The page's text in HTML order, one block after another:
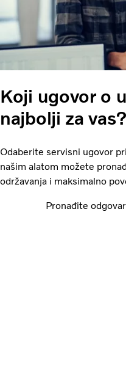
Koji ugovor o
najbolji za vas?
Odaberite servisni ugovor
našim alatom možete
održavanja i maksimalno
Pronađite